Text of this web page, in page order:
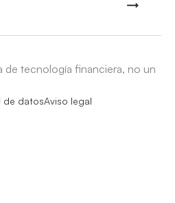
de tecnología financiera, no un
de datosAviso legal